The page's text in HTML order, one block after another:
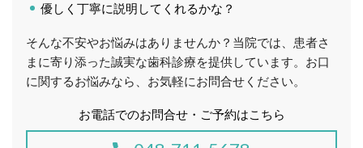
優しく丁寧に説明してくれるかな？
そんな不安やお悩みはありませんか？当院では、患者さ
まに寄り添った誠実な歯科診療を提供しています。お口
に関するお悩みなら、お気軽にお問合せください。
お電話でのお問合せ・ご予約はこちら